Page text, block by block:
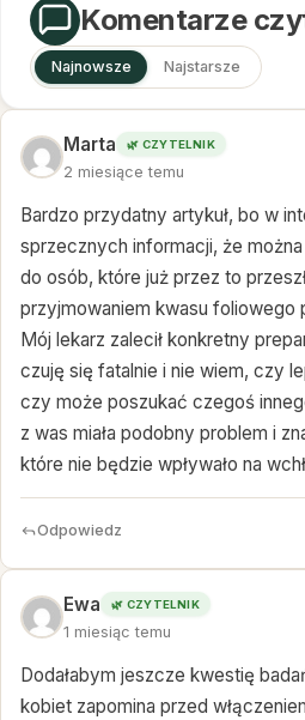
Komentarze
Najnowsze Najstarsze
Marta 🌿 CZYTELNIK
2 miesiące temu
Bardzo przydatny artykuł, bo w
sprzecznych informacji, że
do osób, które już przez to
przyjmowaniem kwasu foliowego
Mój lekarz zalecił konkretny
czuję się fatalnie i nie wiem, czy
czy może poszukać czegoś
z was miała podobny problem i
które nie będzie wpływało na
Odpowiedz
Ewa 🌿 CZYTELNIK
1 miesiąc temu
Dodałabym jeszcze kwestię
kobiet zapomina przed